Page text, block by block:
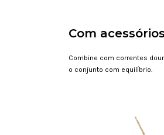
Com acessórios
Combine com correntes
o conjunto com equilíbrio.